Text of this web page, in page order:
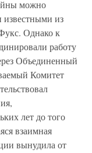
можно
из
Однако к
работу
Объединенный
Комитет
лет до того
взаимная
вынудила от